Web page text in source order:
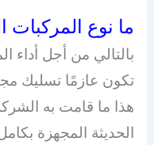
ما نوع
بالتالي من أجل
تكون عازمًا تسليك
هذا ما قامت به
الحديثة المجهزة